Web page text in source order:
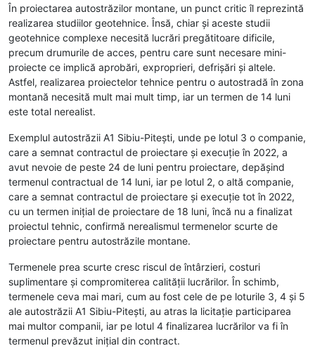
În proiectarea autostrăzilor montane, un punct critic îl reprezintă
realizarea studiilor geotehnice. Însă, chiar și aceste studii
geotehnice complexe necesită lucrări pregătitoare dificile,
precum drumurile de acces, pentru care sunt necesare mini-
proiecte ce implică aprobări, exproprieri, defrișări și altele.
Astfel, realizarea proiectelor tehnice pentru o autostradă în zona
montană necesită mult mai mult timp, iar un termen de 14 luni
este total nerealist.
Exemplul autostrăzii A1 Sibiu-Pitești, unde pe lotul 3 o companie,
care a semnat contractul de proiectare și execuție în 2022, a
avut nevoie de peste 24 de luni pentru proiectare, depășind
termenul contractual de 14 luni, iar pe lotul 2, o altă companie,
care a semnat contractul de proiectare și execuție tot în 2022,
cu un termen inițial de proiectare de 18 luni, încă nu a finalizat
proiectul tehnic, confirmă nerealismul termenelor scurte de
proiectare pentru autostrăzile montane.
Termenele prea scurte cresc riscul de întârzieri, costuri
suplimentare și compromiterea calității lucrărilor. În schimb,
termenele ceva mai mari, cum au fost cele de pe loturile 3, 4 și 5
ale autostrăzii A1 Sibiu-Pitești, au atras la licitație participarea
mai multor companii, iar pe lotul 4 finalizarea lucrărilor va fi în
termenul prevăzut inițial din contract.